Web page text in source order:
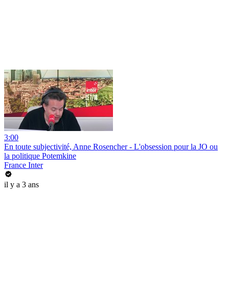
3:00
En toute subjectivité, Anne Rosencher - L'obsession pour la JO ou
la politique Potemkine
France Inter
il y a 3 ans